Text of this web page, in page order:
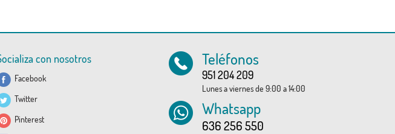
con nosotros
Facebook
Twitter
Pinterest
Teléfonos
951 204 209
Lunes a viernes de 9:00 a 14:00
Whatsapp
636 256 550